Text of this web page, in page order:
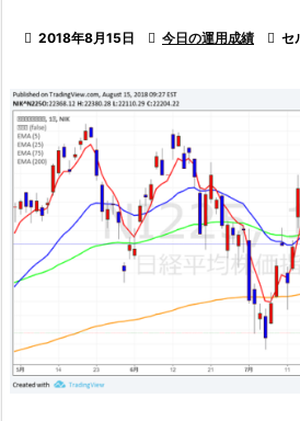
 2018年8月15日  今日の運用成績  セ